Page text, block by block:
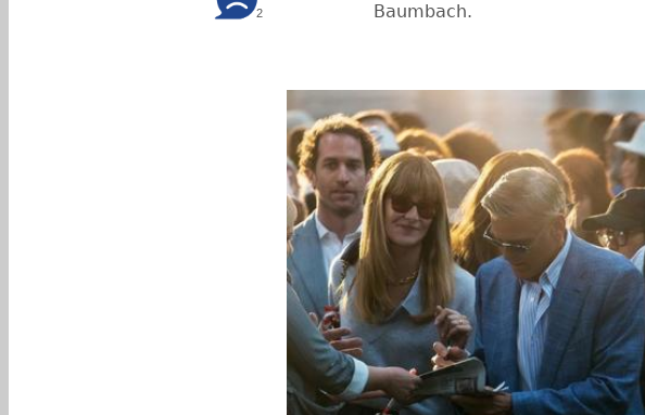
2
Baumbach.